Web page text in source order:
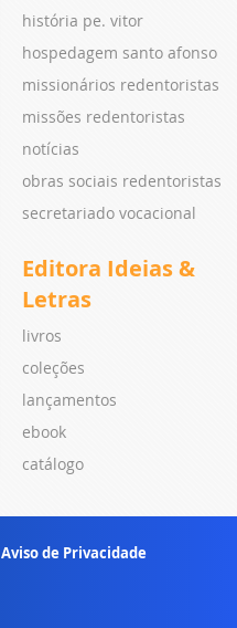
história pe. vitor
hospedagem santo afonso
missionários redentoristas
missões redentoristas
notícias
obras sociais redentoristas
secretariado vocacional
Editora Ideias &
Letras
livros
coleções
lançamentos
ebook
catálogo
Aviso de Privacidade